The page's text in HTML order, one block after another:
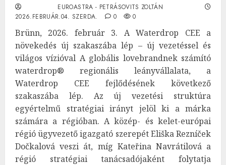
EUROASTRA - PETRÁSOVITS ZOLTÁN
2026.FEBRUÁR.04. SZERDA.
0 0
Brünn, 2026. február 3. A Waterdrop CEE a
növekedés új szakaszába lép – új vezetéssel és
világos vízióval A globális lovebrandnek számító
waterdrop® regionális leányvállalata, a
Waterdrop CEE fejlődésének következő
szakaszába lép. Az új vezetési struktúra
egyértelmű stratégiai irányt jelöl ki a márka
számára a régióban. A közép- és kelet-európai
régió ügyvezető igazgató szerepét Eliška Rezníček
Dočkalová veszi át, míg Kateřina Navrátilová a
régió stratégiai tanácsadójaként folytatja